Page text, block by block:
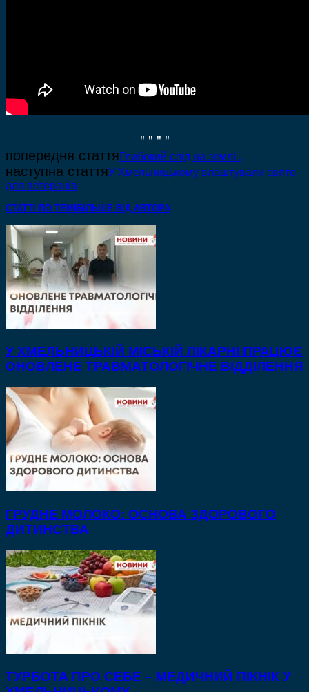
" " " "
попередня статтяГлибокий слід на землі .
наступна статтяУ Хмельницькому влаштували свято
для ветеранів
СТАТТІ ПО ТЕМІ БІЛЬШЕ ВІД АВТОРА
У ХМЕЛЬНИЦЬКІЙ МІСЬКІЙ ЛІКАРНІ ПРАЦЮЄ
ОНОВЛЕНЕ ТРАВМАТОЛОГІЧНЕ ВІДДІЛЕННЯ
ГРУДНЕ МОЛОКО: ОСНОВА ЗДОРОВОГО
ДИТИНСТВА
ТУРБОТА ПРО СЕБЕ – МЕДИЧНИЙ ПІКНІК У